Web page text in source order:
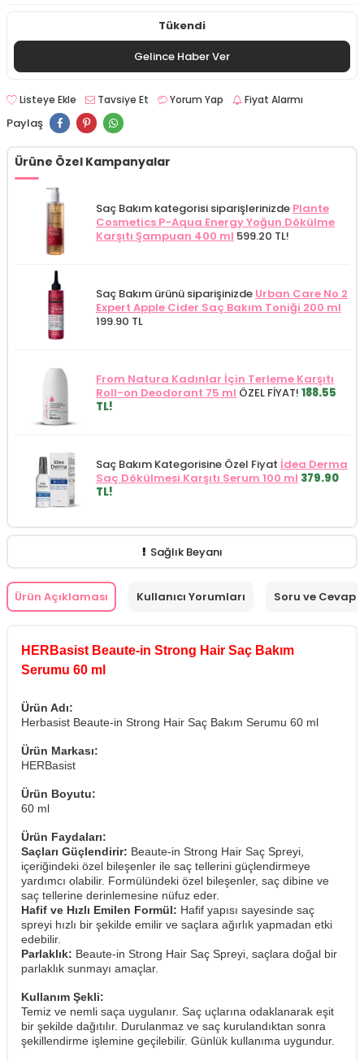
Tükendi
Gelince Haber Ver
Listeye Ekle Tavsiye Et Yorum Yap Fiyat Alarmı
Paylaş
Ürüne Özel Kampanyalar
Saç Bakım kategorisi siparişlerinizde Plante
Cosmetics P-Aqua Energy Yoğun Dökülme
Karşıtı Şampuan 400 ml 599.20 TL!
Saç Bakım ürünü siparişinizde Urban Care No 2
Expert Apple Cider Saç Bakım Toniği 200 ml
199.90 TL
From Natura Kadınlar İçin Terleme Karşıtı
Roll-on Deodorant 75 ml ÖZEL FİYAT! 188.55
TL!
Saç Bakım Kategorisine Özel Fiyat İdea Derma
Saç Dökülmesi Karşıtı Serum 100 ml 379.90
TL!
Sağlık Beyanı
Ürün Açıklaması Kullanıcı Yorumları Soru ve Cevap
HERBasist Beaute-in Strong Hair Saç Bakım
Serumu 60 ml
Ürün Adı:
Herbasist Beaute-in Strong Hair Saç Bakım Serumu 60 ml
Ürün Markası:
HERBasist
Ürün Boyutu:
60 ml
Ürün Faydaları:
Saçları Güçlendirir: Beaute-in Strong Hair Saç Spreyi,
içeriğindeki özel bileşenler ile saç tellerini güçlendirmeye
yardımcı olabilir. Formülündeki özel bileşenler, saç dibine ve
saç tellerine derinlemesine nüfuz eder.
Hafif ve Hızlı Emilen Formül: Hafif yapısı sayesinde saç
spreyi hızlı bir şekilde emilir ve saçlara ağırlık yapmadan etki
edebilir.
Parlaklık: Beaute-in Strong Hair Saç Spreyi, saçlara doğal bir
parlaklık sunmayı amaçlar.
Kullanım Şekli:
Temiz ve nemli saça uygulanır. Saç uçlarına odaklanarak eşit
bir şekilde dağıtılır. Durulanmaz ve saç kurulandıktan sonra
şekillendirme işlemine geçilebilir. Günlük kullanıma uygundur.